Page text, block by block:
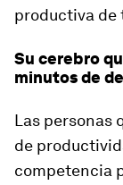
productiva de
Su cerebro
minutos de
Las personas
de
competencia